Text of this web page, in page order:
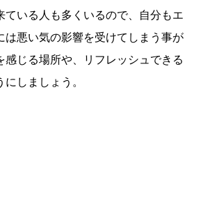
ている人も多くいるので、自分もエ
は悪い気の影響を受けてしまう事が
感じる場所や、リフレッシュできる
しましょう。